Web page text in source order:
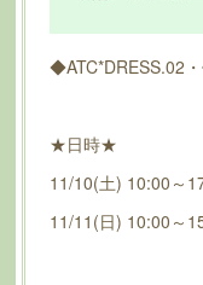
◆ATC*DRESS.02
★日時★
11/10(土) 10:00～
11/11(日) 10:00～